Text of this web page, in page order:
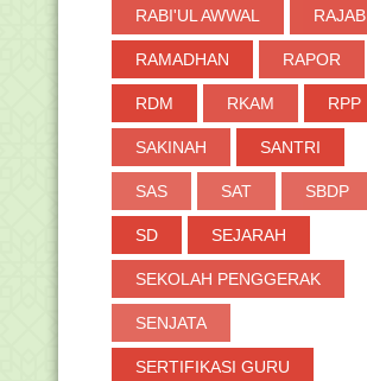
RABI'UL AWWAL RAJAB
RAMADHAN RAPOR
RDM RKAM RPP
SAKINAH SANTRI
SAS SAT SBDP
SD SEJARAH
SEKOLAH PENGGERAK
SENJATA
SERTIFIKASI GURU